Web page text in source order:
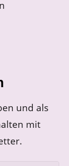
und als
mit